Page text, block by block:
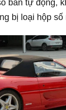
bán tự động,
bị loại hộp số